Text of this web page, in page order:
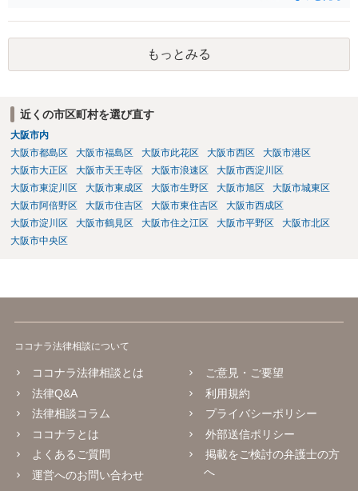
それらを公開することが必要やむを得ない事情がある場合を除いて、
名誉毀損に該当する可能性があります。実際の裁判例でも個人名を含
めた公開を行ったケースで裁判所は名誉毀損として従業員から会社に
対する慰謝料請求を認めた例もあります（東京地裁昭和５２年１２月
のでしたら、名誉毀損として違法となる可能性が高いようには思われ
ます。
もっとみる
近くの市区町村を選び直す
大阪市内
大阪市都島区
大阪市福島区 大阪市此花区 大阪市西区
大阪市港区
大阪市大正区
大阪市天王寺区 大阪市浪速区
大阪市西淀川区
大阪市東淀川区
大阪市東成区 大阪市生野区 大阪市旭区
大阪市城東区
大阪市阿倍野区
大阪市住吉区 大阪市東住吉区
大阪市西成区
大阪市淀川区
大阪市鶴見区 大阪市住之江区 大阪市平野区
大阪市北区
大阪市中央区
ココナラ法律相談について
ココナラ法律相談とは
法律Q&A
法律相談コラム
ココナラとは
よくあるご質問
運営へのお問い合わせ
ご意見・ご要望
利用規約
プライバシーポリシー
外部送信ポリシー
掲載をご検討の弁護士の方
へ